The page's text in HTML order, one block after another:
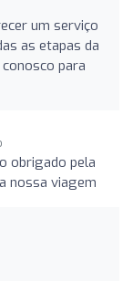
um serviço
as etapas da
para
obrigado pela
nossa viagem